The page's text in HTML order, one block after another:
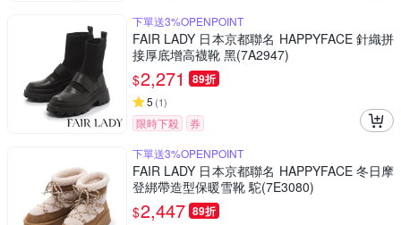
下單送3%OPENPOINT
FAIR LADY 日本京都聯名 HAPPYFACE 針織拼
接厚底增高襪靴 黑(7A2947)
$2,271 89折
5 (1)
限時下殺
券
下單送3%OPENPOINT
FAIR LADY 日本京都聯名 HAPPYFACE 冬日摩
登綁帶造型保暖雪靴 駝(7E3080)
$2,447 89折